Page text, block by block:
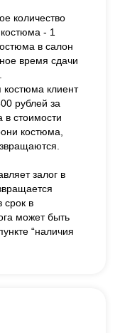
количество
- 1
в салон
время сдачи
клиент
рублей за
в стоимости
костюма,
залог в
срок в
может быть
“наличия